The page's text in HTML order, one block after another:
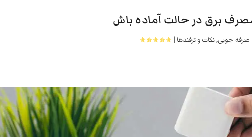
برق در حالت آماده باش
صرفه جویی,نکات و ترفندها|